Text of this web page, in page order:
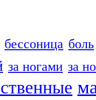
бессоница боль
за ногами за